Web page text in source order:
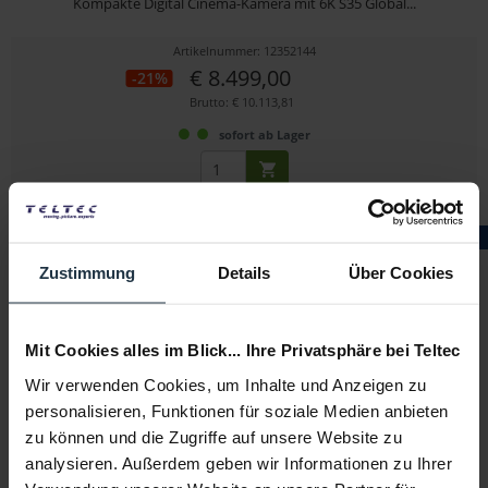
Zustimmung Details Über Cookies
Mit Cookies alles im Blick... Ihre Privatsphäre bei Teltec
Wir verwenden Cookies, um Inhalte und Anzeigen zu
personalisieren, Funktionen für soziale Medien anbieten
zu können und die Zugriffe auf unsere Website zu
analysieren. Außerdem geben wir Informationen zu Ihrer
Artikelnummer: 12352144
-21% € 8.499,00
Brutto: € 10.113,81
sofort ab Lager
SmallRig 3040 - Opb
Ultra Slim 4K HDMI Kabel (C auf A), 35cm
Artikelnummer: 12352091